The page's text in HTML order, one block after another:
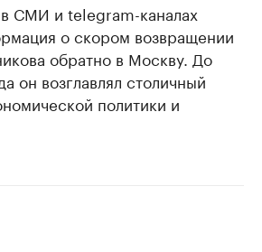
СМИ и telegram-каналах
о скором возвращении
обратно в Москву. До
он возглавлял столичный
политики и